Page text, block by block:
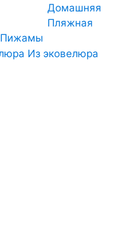
Домашняя
Пляжная
Пижамы
Из эковелюра